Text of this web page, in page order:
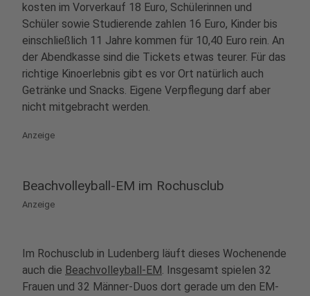
kosten im Vorverkauf 18 Euro, Schülerinnen und
Schüler sowie Studierende zahlen 16 Euro, Kinder bis
einschließlich 11 Jahre kommen für 10,40 Euro rein. An
der Abendkasse sind die Tickets etwas teurer. Für das
richtige Kinoerlebnis gibt es vor Ort natürlich auch
Getränke und Snacks. Eigene Verpflegung darf aber
nicht mitgebracht werden.
Anzeige
Beachvolleyball-EM im Rochusclub
Anzeige
Im Rochusclub in Ludenberg läuft dieses Wochenende
auch die Beachvolleyball-EM. Insgesamt spielen 32
Frauen und 32 Männer-Duos dort gerade um den EM-